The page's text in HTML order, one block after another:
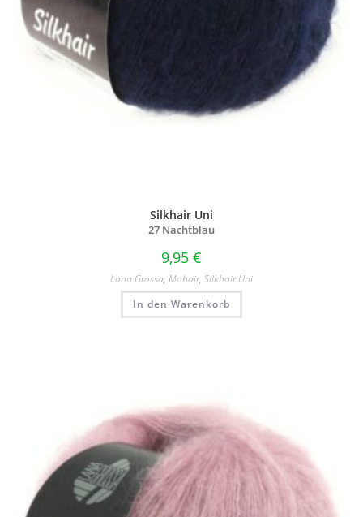
Silkhair Uni
27 Nachtblau
9,95 €
Lana Grossa, Mohair, Silkhair Uni
In den Warenkorb